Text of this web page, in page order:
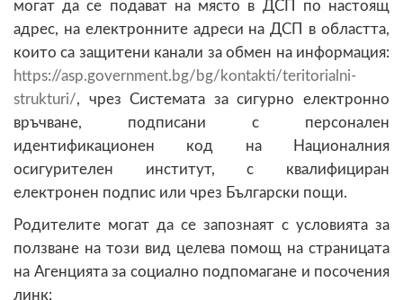
могат да се подават на място в ДСП по настоящ
адрес, на електронните адреси на ДСП в областта,
които са защитени канали за обмен на информация:
https://asp.government.bg/bg/kontakti/teritorialni-
strukturi/, чрез Системата за сигурно електронно
връчване, подписани с персонален
идентификационен код на Националния
осигурителен институт, с квалифициран
електронен подпис или чрез Български пощи.
Родителите могат да се запознаят с условията за
ползване на този вид целева помощ на страницата
на Агенцията за социално подпомагане и посочения
линк: